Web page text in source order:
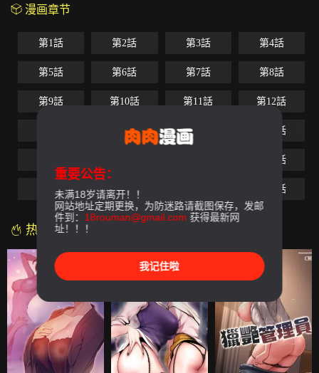
漫画章节
第1話 第2話 第3話 第4話
第5話 第6話 第7話 第8話
第9話 第10話 第11話 第12話
第14話 第15話 第16話
第20話
第21話 第22話 第24話
热门漫画
重要公告：
未满18岁请离开！！
网站地址定期更换，为防迷路请截图保存，发邮
件到： 18rouman@gmail.com 获得最新网
址！！！
我记住啦